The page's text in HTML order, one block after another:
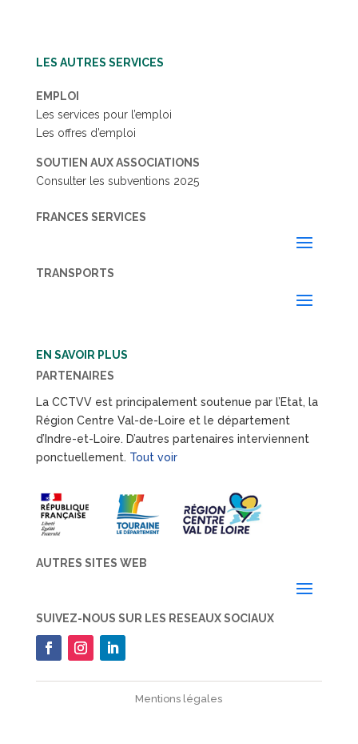
LES AUTRES SERVICES
EMPLOI
Les services pour l’emploi
Les offres d’emploi
SOUTIEN AUX ASSOCIATIONS
Consulter les subventions 2025
FRANCES SERVICES
TRANSPORTS
EN SAVOIR PLUS
PARTENAIRES
La CCTVV est principalement soutenue par l’Etat, la
Région Centre Val-de-Loire et le département
d’Indre-et-Loire. D’autres partenaires interviennent
ponctuellement. Tout voir
AUTRES SITES WEB
SUIVEZ-NOUS SUR LES RESEAUX SOCIAUX
Mentions légales